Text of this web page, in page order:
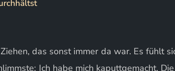
das sonst immer da war. Es fühlt
Ich habe mich kaputtgemacht.